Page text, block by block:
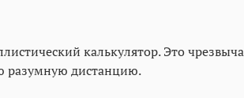
калькулятор. Это
разумную дистанцию.